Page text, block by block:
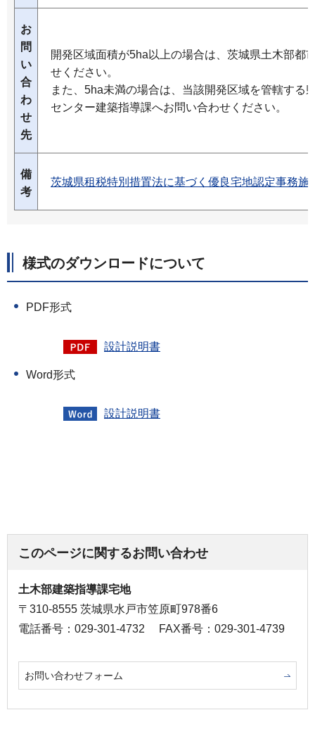
お
問
い
合
わ
せ
先
開発区域面積が5ha以上の場合は、茨城県土木部都
せください。
また、5ha未満の場合は、当該開発区域を管轄する
センター建築指導課へお問い合わせください。
備
考
茨城県租税特別措置法に基づく優良宅地認定事務施
様式のダウンロードについて
PDF形式
設計説明書
Word形式
設計説明書
このページに関するお問い合わせ
土木部建築指導課宅地
〒310-8555 茨城県水戸市笠原町978番6
電話番号：029-301-4732
FAX番号：029-301-4739
お問い合わせフォーム